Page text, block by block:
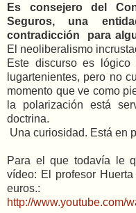
Es consejero del
Seguros, una
contradicción para
El neoliberalismo
Este discurso es
lugartenientes, pero no
momento que ve como
la polarización está
doctrina.
Una curiosidad. Está en
Para el que todavía le
vídeo: El profesor
euros.:
http://www.youtube.com/